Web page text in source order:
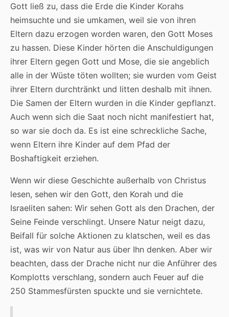
Gott ließ zu, dass die Erde die Kinder Korahs
heimsuchte und sie umkamen, weil sie von ihren
Eltern dazu erzogen worden waren, den Gott Moses
zu hassen. Diese Kinder hörten die Anschuldigungen
ihrer Eltern gegen Gott und Mose, die sie angeblich
alle in der Wüste töten wollten; sie wurden vom Geist
ihrer Eltern durchtränkt und litten deshalb mit ihnen.
Die Samen der Eltern wurden in die Kinder gepflanzt.
Auch wenn sich die Saat noch nicht manifestiert hat,
so war sie doch da. Es ist eine schreckliche Sache,
wenn Eltern ihre Kinder auf dem Pfad der
Boshaftigkeit erziehen.
Wenn wir diese Geschichte außerhalb von Christus
lesen, sehen wir den Gott, den Korah und die
Israeliten sahen: Wir sehen Gott als den Drachen, der
Seine Feinde verschlingt. Unsere Natur neigt dazu,
Beifall für solche Aktionen zu klatschen, weil es das
ist, was wir von Natur aus über Ihn denken. Aber wir
beachten, dass der Drache nicht nur die Anführer des
Komplotts verschlang, sondern auch Feuer auf die
250 Stammesfürsten spuckte und sie vernichtete.